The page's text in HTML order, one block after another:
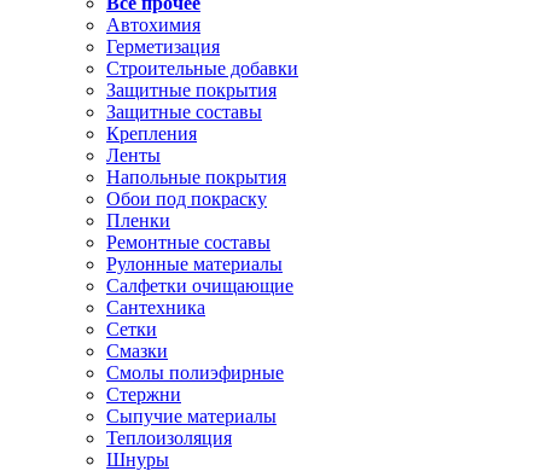
Автохимия
Герметизация
Строительные добавки
Защитные покрытия
Защитные составы
Крепления
Ленты
Напольные покрытия
Обои под покраску
Пленки
Ремонтные составы
Рулонные материалы
Салфетки очищающие
Сантехника
Сетки
Смазки
Смолы полиэфирные
Стержни
Сыпучие материалы
Теплоизоляция
Шнуры